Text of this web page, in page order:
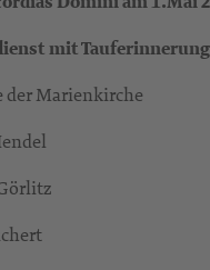
mit Tauferinnerung
Marienkirche